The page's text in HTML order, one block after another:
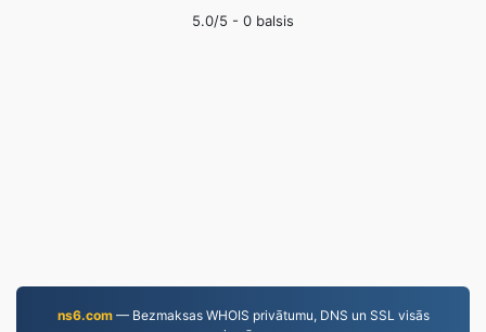
5.0/5 - 0 balsis
ns6.com— Bezmaksas WHOIS privātumu, DNS un SSL visās